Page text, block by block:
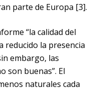
parte de Europa [3].
“la calidad del
reducido la presencia
embargo, las
son buenas”. El
naturales cada